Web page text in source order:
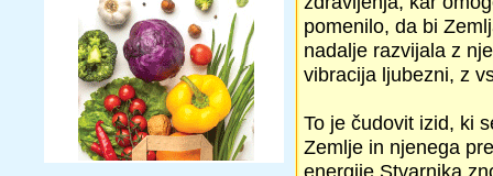
pomenilo, da bi
nadalje razvijala z
vibracija ljubezni, z
To je čudovit izid, ki
Zemlje in njenega
energije Stvarnika